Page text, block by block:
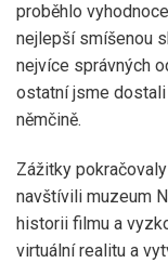
proběhlo
nejlepší smíšenou
nejvíce správných
ostatní jsme
němčině.
Zážitky
navštívili muzeum
historii filmu a
virtuální realitu a